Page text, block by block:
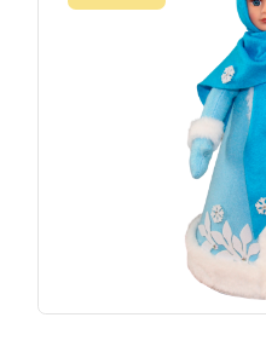
ПОДОБРАТЬ
ДОСТАВКА И
О КОМПАНИИ
ОТЗЫВЫ